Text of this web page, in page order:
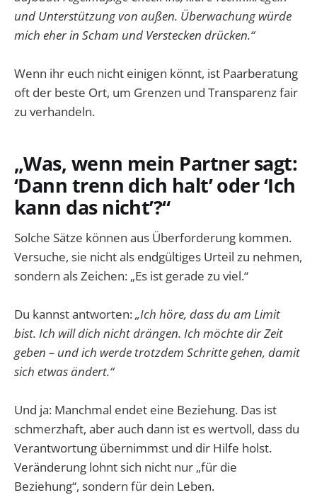
und Unterstützung von außen. Überwachung würde
mich eher in Scham und Verstecken drücken.“
Wenn ihr euch nicht einigen könnt, ist Paarberatung
oft der beste Ort, um Grenzen und Transparenz fair
zu verhandeln.
„Was, wenn mein Partner sagt:
‘Dann trenn dich halt’ oder ‘Ich
kann das nicht’?“
Solche Sätze können aus Überforderung kommen.
Versuche, sie nicht als endgültiges Urteil zu nehmen,
sondern als Zeichen: „Es ist gerade zu viel.“
Du kannst antworten:„Ich höre, dass du am Limit
bist. Ich will dich nicht drängen. Ich möchte dir Zeit
geben – und ich werde trotzdem Schritte gehen, damit
sich etwas ändert.“
Und ja: Manchmal endet eine Beziehung. Das ist
schmerzhaft, aber auch dann ist es wertvoll, dass du
Verantwortung übernimmst und dir Hilfe holst.
Veränderung lohnt sich nicht nur „für die
Beziehung“, sondern für dein Leben.